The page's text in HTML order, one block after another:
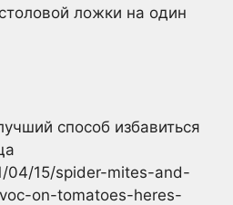
ложки на один
04/15/spider-mites-and-
on-tomatoes-heres-